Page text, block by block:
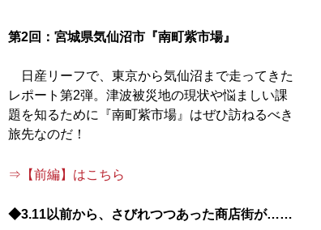
第2回：宮城県気仙沼市『南町紫市場』
日産リーフで、東京から気仙沼まで走ってきた
レポート第2弾。津波被災地の現状や悩ましい課
題を知るために『南町紫市場』はぜひ訪ねるべき
旅先なのだ！
⇒【前編】はこちら
◆3.11以前から、さびれつつあった商店街が……